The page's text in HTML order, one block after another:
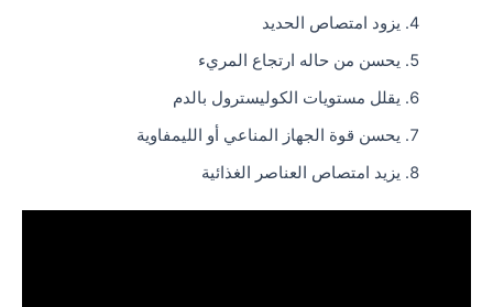
يزود امتصاص الحديد
يحسن من حاله ارتجاع المريء
يقلل مستويات الكوليسترول بالدم
يحسن قوة الجهاز المناعي أو الليمفاوية
يزيد امتصاص العناصر الغذائية